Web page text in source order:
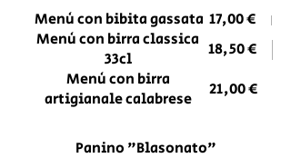
Menù con bibita gassata 17,00 €
Menù con birra classica
33cl
18,50 €
Menù con birra
artigianale calabrese
21,00 €
Panino "Blasonato"